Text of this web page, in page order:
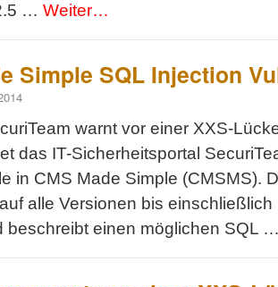
… Weiter…
Simple SQL Injection
warnt vor einer XXS-
das IT-Sicherheitsportal
in CMS Made Simple (CMSMS).
alle Versionen bis
beschreibt einen möglichen SQL